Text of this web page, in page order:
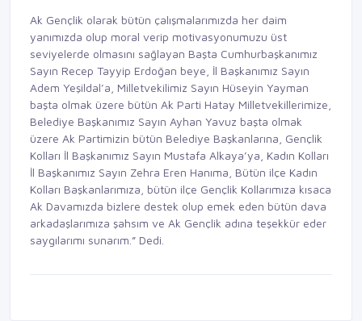
Ak Gençlik olarak bütün çalışmalarımızda her daim
yanımızda olup moral verip motivasyonumuzu üst
seviyelerde olmasını sağlayan Başta Cumhurbaşkanımız
Sayın Recep Tayyip Erdoğan beye, İl Başkanımız Sayın
Adem Yeşildal’a, Milletvekilimiz Sayın Hüseyin Yayman
başta olmak üzere bütün Ak Parti Hatay Milletvekillerimize,
Belediye Başkanımız Sayın Ayhan Yavuz başta olmak
üzere Ak Partimizin bütün Belediye Başkanlarına, Gençlik
Kolları İl Başkanımız Sayın Mustafa Alkaya’ya, Kadın Kolları
İl Başkanımız Sayın Zehra Eren Hanıma, Bütün ilçe Kadın
Kolları Başkanlarımıza, bütün ilçe Gençlik Kollarımıza kısaca
Ak Davamızda bizlere destek olup emek eden bütün dava
arkadaşlarımıza şahsım ve Ak Gençlik adına teşekkür eder
saygılarımı sunarım.” Dedi.